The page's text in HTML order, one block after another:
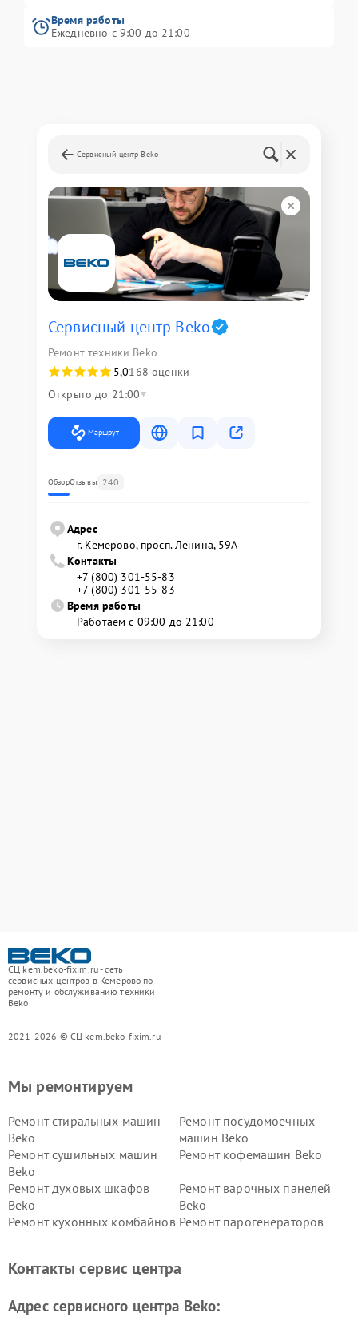
Время работы
Ежедневно с 9:00 до 21:00
Сервисный центр Beko
Сервисный центр Beko
Ремонт техники Beko
5,0168 оценки
Открыто до 21:00
Маршрут
ОбзорОтзывы 240
Адрес
г. Кемерово, просп. Ленина, 59А
Контакты
+7 (800) 301-55-83
+7 (800) 301-55-83
Время работы
Работаем с 09:00 до 21:00
СЦ kem.beko-fixim.ru - сеть
сервисных центров в Кемерово по
ремонту и обслуживанию техники
Beko
2021-2026 © СЦ kem.beko-fixim.ru
Мы ремонтируем
Ремонт стиральных машин
Beko
Ремонт посудомоечных
машин Beko
Ремонт сушильных машин
Beko
Ремонт кофемашин Beko
Ремонт духовых шкафов
Beko
Ремонт варочных панелей
Beko
Ремонт кухонных комбайнов Ремонт парогенераторов
Ремонт холодильников Beko Ремонт морозильных камер
Контакты сервис центра
Адрес сервисного центра Beko: